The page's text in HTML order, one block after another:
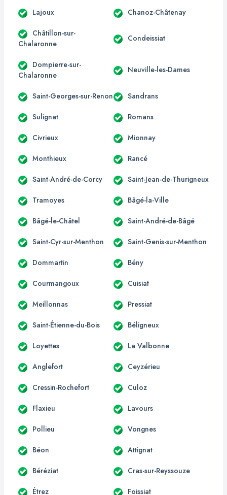
Lajoux Chanoz-Châtenay
Châtillon-sur-
Chalaronne
Condeissiat
Dompierre-sur-
Chalaronne
Neuville-les-Dames
Saint-Georges-sur-Renon Sandrans
Sulignat Romans
Civrieux Mionnay
Monthieux Rancé
Saint-André-de-Corcy Saint-Jean-de-Thurigneux
Tramoyes Bâgé-la-Ville
Bâgé-le-Châtel Saint-André-de-Bâgé
Saint-Cyr-sur-Menthon Saint-Genis-sur-Menthon
Dommartin Bény
Courmangoux Cuisiat
Meillonnas Pressiat
Saint-Étienne-du-Bois Béligneux
Loyettes La Valbonne
Anglefort Ceyzérieu
Cressin-Rochefort Culoz
Flaxieu Lavours
Pollieu Vongnes
Béon Attignat
Béréziat Cras-sur-Reyssouze
Étrez Foissiat